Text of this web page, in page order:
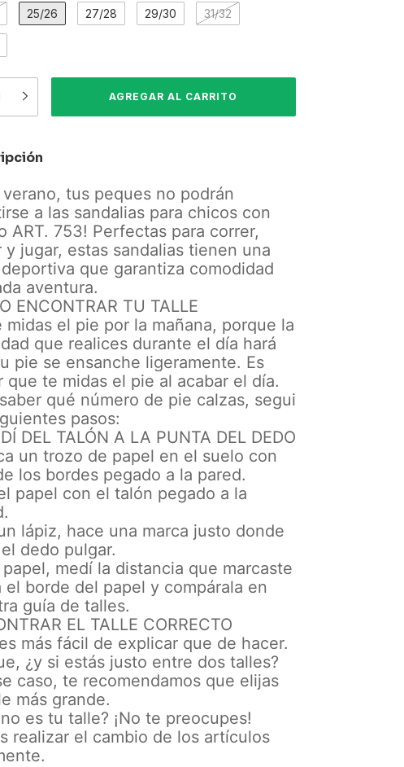
25/26 27/28 29/30 31/32
verano, tus peques no podrán
a las sandalias para chicos con
ART. 753! Perfectas para correr,
y jugar, estas sandalias tienen una
que garantiza comodidad
aventura.
ENCONTRAR TU TALLE
midas el pie por la mañana, porque la
que realices durante el día hará
pie se ensanche ligeramente. Es
que te midas el pie al acabar el día.
qué número de pie calzas, segui
pasos:
DEL TALÓN A LA PUNTA DEL DEDO
un trozo de papel en el suelo con
los bordes pegado a la pared.
papel con el talón pegado a la
lápiz, hace una marca justo donde
dedo pulgar.
papel, medí la distancia que marcaste
el borde del papel y compárala en
guía de talles.
EL TALLE CORRECTO
más fácil de explicar que de hacer.
¿y si estás justo entre dos talles?
caso, te recomendamos que elijas
más grande.
es tu talle? ¡No te preocupes!
realizar el cambio de los artículos